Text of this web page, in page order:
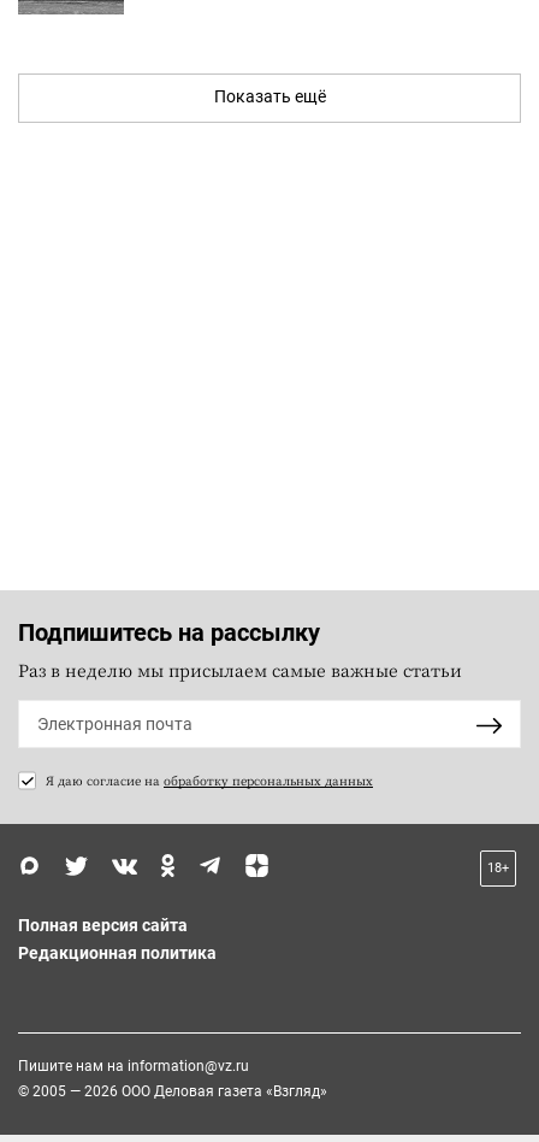
Показать ещё
Подпишитесь на рассылку
Раз в неделю мы присылаем самые важные статьи
Я даю согласие на обработку персональных данных
18+
Полная версия сайта
Редакционная политика
Пишите нам на information@vz.ru
© 2005 — 2026 ООО Деловая газета «Взгляд»